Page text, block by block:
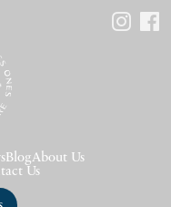
BlogAbout Us
Us